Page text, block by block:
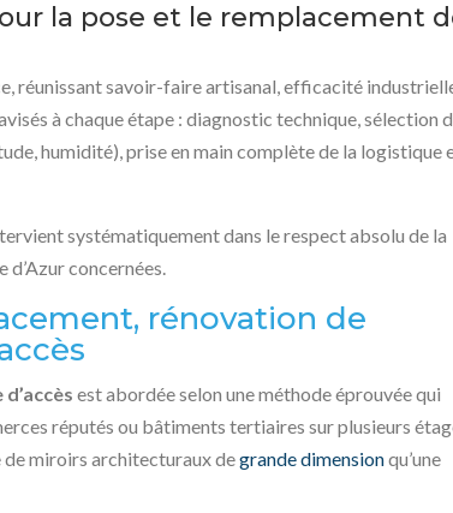
la pose et le remplacement
réunissant savoir-faire artisanal, efficacité
à chaque étape : diagnostic technique, sélection
humidité), prise en main complète de la logistique
systématiquement dans le respect absolu de la
concernées.
rénovation de
est abordée selon une méthode éprouvée qui
réputés ou bâtiments tertiaires sur plusieurs
de miroirs architecturaux degrande dimensionqu’une